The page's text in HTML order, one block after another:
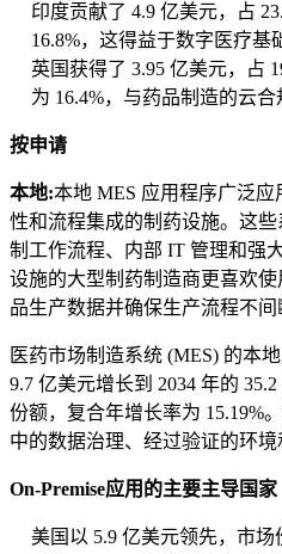
印度贡献了 4.9 亿美元，占
16.8%，这得益于数字医疗基
英国获得了 3.95 亿美元，占
为 16.4%，与药品制造的云合
按申请
本地:本地 MES 应用程序广泛
性和流程集成的制药设施。这
制工作流程、内部 IT 管理和强
设施的大型制药制造商更喜欢
品生产数据并确保生产流程不间
医药市场制造系统 (MES) 的本
9.7 亿美元增长到 2034 年的
份额，复合年增长率为 15.19%
中的数据治理、经过验证的环境
On-Premise应用的主要主导国家
美国以 5.9 亿美元领先，市